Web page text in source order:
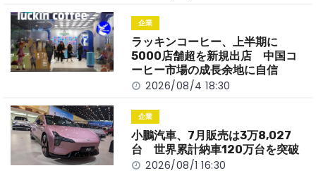
企業
ラッキンコーヒー、上半期に
5000店舗超を新規出店 中国コ
ーヒー市場の成長余地に自信
2026/08/4 18:30
企業
小鵬汽車、7月販売は3万8,027
台 世界累計納車120万台を突破
2026/08/1 16:30